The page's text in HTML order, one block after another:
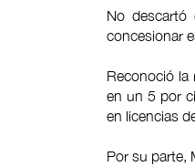
No descartó
concesionar
Reconoció la
en un 5 por
en licencias
Por su parte,